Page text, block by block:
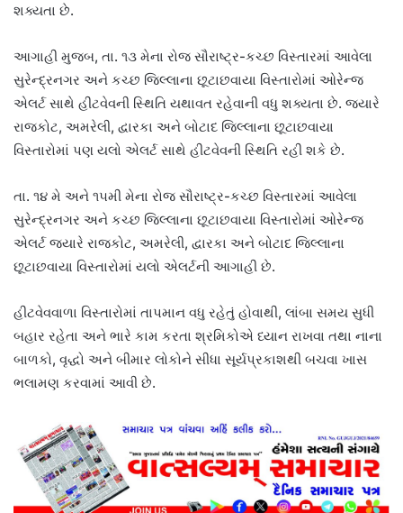
શક્યતા છે.
આગાહી મુજબ, તા. ૧૩ મેના રોજ સૌરાષ્ટ્ર-કચ્છ વિસ્તારમાં આવેલા
સુરેન્દ્રનગર અને કચ્છ જિલ્લાના છૂટાછવાયા વિસ્તારોમાં ઓરેન્જ
એલર્ટ સાથે હીટવેવની સ્થિતિ યથાવત રહેવાની વધુ શક્યતા છે. જ્યારે
રાજકોટ, અમરેલી, દ્વારકા અને બોટાદ જિલ્લાના છૂટાછવાયા
વિસ્તારોમાં પણ યલો એલર્ટ સાથે હીટવેવની સ્થિતિ રહી શકે છે.
તા. ૧૪ મે અને ૧૫મી મેના રોજ સૌરાષ્ટ્ર-કચ્છ વિસ્તારમાં આવેલા
સુરેન્દ્રનગર અને કચ્છ જિલ્લાના છૂટાછવાયા વિસ્તારોમાં ઓરેન્જ
એલર્ટ જ્યારે રાજકોટ, અમરેલી, દ્વારકા અને બોટાદ જિલ્લાના
છૂટાછવાયા વિસ્તારોમાં યલો એલર્ટની આગાહી છે.
હીટવેવવાળા વિસ્તારોમાં તાપમાન વધુ રહેતું હોવાથી, લાંબા સમય સુધી
બહાર રહેતા અને ભારે કામ કરતા શ્રમિકોએ ધ્યાન રાખવા તથા નાના
બાળકો, વૃદ્ધો અને બીમાર લોકોને સીધા સૂર્યપ્રકાશથી બચવા ખાસ
ભલામણ કરવામાં આવી છે.